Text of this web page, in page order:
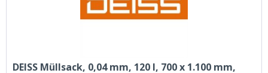
DEISS Müllsack, 0,04 mm, 120 l, 700 x 1.100 mm,